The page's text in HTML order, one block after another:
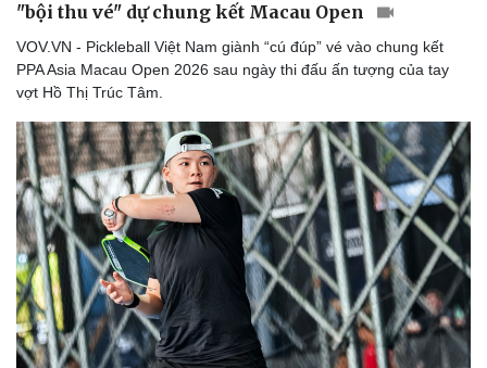
Thể thao
Bóng đá
Lịch thi đấu bóng đá
Thế giới thể thao
Hậu trường
Ô tô - Xe máy
Ô tô
Xe máy
"bội thu vé" dự chung kết Macau Open
VOV.VN - Pickleball Việt Nam giành “cú đúp” vé vào chung kết
PPA Asia Macau Open 2026 sau ngày thi đấu ấn tượng của tay
vợt Hồ Thị Trúc Tâm.